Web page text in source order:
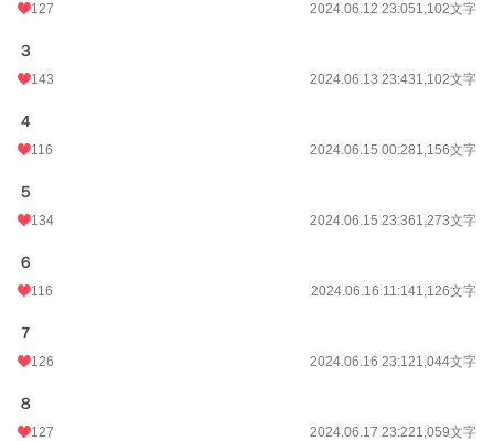
127 2024.06.12 23:051,102文字
３
143 2024.06.13 23:431,102文字
４
116 2024.06.15 00:281,156文字
５
134 2024.06.15 23:361,273文字
６
116 2024.06.16 11:141,126文字
７
126 2024.06.16 23:121,044文字
８
127 2024.06.17 23:221,059文字